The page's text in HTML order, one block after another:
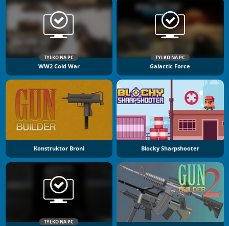
TYLKO NA PC
WW2 Cold War
TYLKO NA PC
Galactic Force
Konstruktor Broni Blocky Sharpshooter
TYLKO NA PC